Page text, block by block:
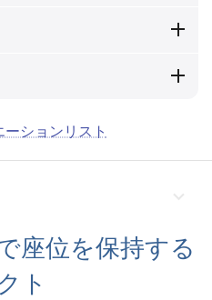
ションリスト
座位を保持する
ト